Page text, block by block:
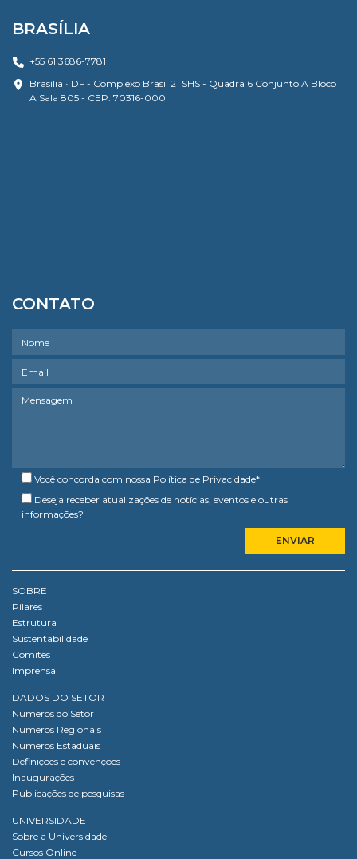
BRASÍLIA
+55 61 3686-7781
Brasília • DF - Complexo Brasil 21 SHS - Quadra 6 Conjunto A Bloco
A Sala 805 - CEP: 70316-000
CONTATO
Você concorda com nossa Política de Privacidade*
Deseja receber atualizações de notícias, eventos e outras
informações?
SOBRE
Pilares
Estrutura
Sustentabilidade
Comitês
Imprensa
DADOS DO SETOR
Números do Setor
Números Regionais
Números Estaduais
Definições e convenções
Inaugurações
Publicações de pesquisas
UNIVERSIDADE
Sobre a Universidade
Cursos Online